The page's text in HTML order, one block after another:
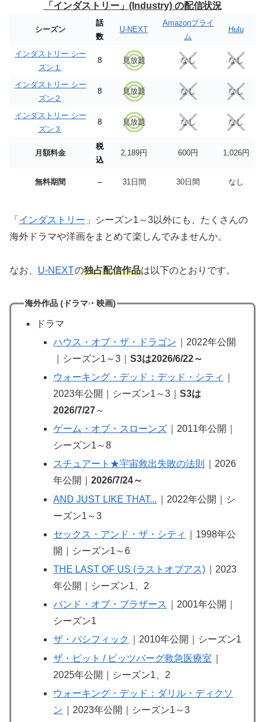
「インダストリー」(Industry) の配信状況
シーズン
話
数
U-NEXT
Amazonプライ
ム
Hulu
インダストリー シー
ズン１
8 見放題 なし なし
インダストリー シー
ズン２
8 見放題 なし なし
インダストリー シー
ズン３
8 見放題 なし なし
月額料金
税
込
2,189円 600円 1,026円
無料期間 – 31日間 30日間 なし
「 インダストリー 」シーズン1～3以外にも、たくさんの
海外ドラマや洋画をまとめて楽しんでみませんか。
なお、 U-NEXTの独占配信作品は以下のとおりです。
海外作品 (ドラマ・映画)
ドラマ
ハウス・オブ・ザ・ドラゴン
｜2022年公開
｜シーズン1～3｜S3は2026/6/22～
ウォーキング・デッド：デッド・シティ
2023年公開｜シーズン1～3｜S3は
2026/7/27～
ゲーム・オブ・スローンズ ｜2011年公開｜
シーズン1～8
スチュアート★宇宙救出失敗の法則
｜2026
年公開｜2026/7/24～
AND JUST LIKE THAT...
｜2022年公開｜シ
ーズン1～3
セックス・アンド・ザ・シティ
｜1998年公
開｜シーズン1～6
THE LAST OF US (ラストオブアス) ｜2023
年公開｜シーズン1、2
バンド・オブ・ブラザース
｜2001年公開｜
シーズン1
ザ・パシフィック
｜2010年公開｜シーズン1
ザ・ピット / ピッツバーグ救急医療室
2025年公開｜シーズン1、2
ウォーキング・デッド：ダリル・ディクソ
ン
｜2023年公開｜シーズン1～3